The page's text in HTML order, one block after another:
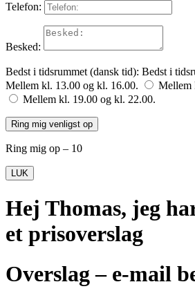
Telefon:
Besked:
Bedst i tidsrummet (dansk tid): Bedst i
Mellem kl. 13.00 og kl. 16.00.
Mellem
Mellem kl. 19.00 og kl. 22.00.
Ring mig venligst op
Ring mig op – 10
LUK
Hej Thomas, jeg
et prisoverslag
Overslag – e-mail